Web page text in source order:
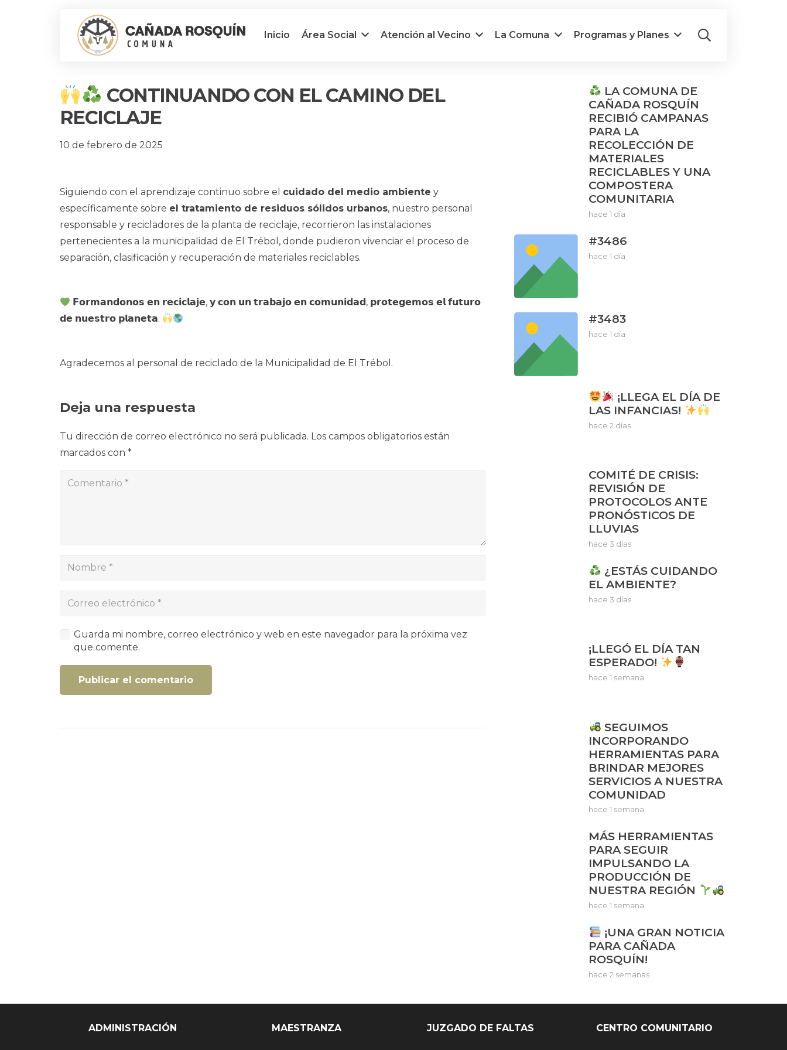
Inicio Área Social Atención al Vecino La Comuna Programas y Planes
CONTINUANDO CON EL CAMINO DEL
RECICLAJE
10 de febrero de 2025
Siguiendo con el aprendizaje continuo sobre el cuidado del medio ambiente y
específicamente sobre el tratamiento de residuos sólidos urbanos, nuestro personal
responsable y recicladores de la planta de reciclaje, recorrieron las instalaciones
pertenecientes a la municipalidad de El Trébol, donde pudieron vivenciar el proceso de
separación, clasificación y recuperación de materiales reciclables.
𝗙𝗼𝗿𝗺𝗮‌𝗻𝗱𝗼𝗻𝗼𝘀 𝗲𝗻 𝗿𝗲𝗰𝗶𝗰𝗹𝗮𝗷𝗲, 𝘆 𝗰𝗼𝗻 𝘂𝗻 𝘁𝗿𝗮𝗯𝗮𝗷𝗼 𝗲𝗻 𝗰𝗼𝗺𝘂𝗻𝗶𝗱𝗮𝗱, 𝗽𝗿𝗼𝘁𝗲𝗴𝗲𝗺𝗼𝘀 𝗲𝗹 𝗳𝘂𝘁𝘂𝗿𝗼
𝗱𝗲 𝗻𝘂𝗲𝘀𝘁𝗿𝗼 𝗽𝗹𝗮𝗻𝗲𝘁𝗮.
Agradecemos al personal de reciclado de la Municipalidad de El Trébol.
Deja una respuesta
Tu dirección de correo electrónico no será publicada. Los campos obligatorios están
marcados con *
Guarda mi nombre, correo electrónico y web en este navegador para la próxima vez
que comente.
Publicar el comentario
LA COMUNA DE
CAÑADA ROSQUÍN
RECIBIÓ CAMPANAS
PARA LA
RECOLECCIÓN DE
MATERIALES
RECICLABLES Y UNA
COMPOSTERA
COMUNITARIA
hace 1 día
#3486
hace 1 día
#3483
hace 1 día
¡LLEGA EL DÍA DE
LAS INFANCIAS!
hace 2 días
COMITÉ DE CRISIS:
REVISIÓN DE
PROTOCOLOS ANTE
PRONÓSTICOS DE
LLUVIAS
hace 3 días
¿ESTÁS CUIDANDO
EL AMBIENTE?
hace 3 días
¡LLEGÓ EL DÍA TAN
ESPERADO!
hace 1 semana
SEGUIMOS
INCORPORANDO
HERRAMIENTAS PARA
BRINDAR MEJORES
SERVICIOS A NUESTRA
COMUNIDAD
hace 1 semana
MÁS HERRAMIENTAS
PARA SEGUIR
IMPULSANDO LA
PRODUCCIÓN DE
NUESTRA REGIÓN
hace 1 semana
¡UNA GRAN NOTICIA
PARA CAÑADA
ROSQUÍN!
hace 2 semanas
ADMINISTRACIÓN MAESTRANZA JUZGADO DE FALTAS CENTRO COMUNITARIO